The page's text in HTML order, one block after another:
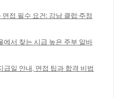
접 필수 요건: 강남 클럽·주점
에서 찾는 시급 높은 주부 알바
급일 안내, 면접 팁과 합격 비법